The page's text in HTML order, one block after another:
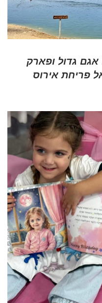
גדול ופארק
פריחת אירוס